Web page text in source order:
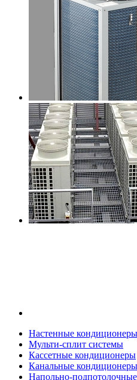
Настенные кондиционеры
Мульти-сплит системы
Кассетные кондиционеры
Канальные кондиционеры
Напольно-